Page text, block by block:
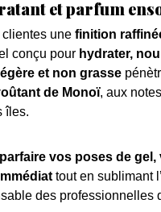
et parfum
clientes une finition
conçu pour hydrater,
et non grasse
de Monoï, aux notes
îles.
parfaire vos poses de
tout en sublimant
des professionnelles